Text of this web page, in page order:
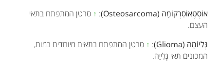
אוֹסְטֶאוֹסַרְקוֹמָה (Osteosarcoma)
:
↑ סרטן המתפתח בתאי
העצם.
גְּלִיוֹמָה (Glioma)
:
↑ סרטן המתפתח בתאים מיוחדים במוח,
המכונים תאי גְּלִייָה.